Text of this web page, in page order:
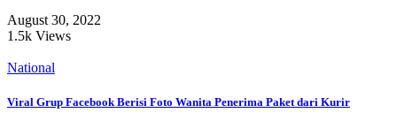
August 30, 2022
1.5k Views
National
Viral Grup Facebook Berisi Foto Wanita Penerima Paket dari Kurir